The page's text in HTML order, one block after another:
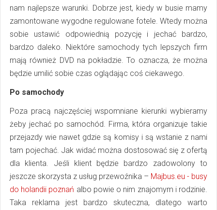
nam najlepsze warunki. Dobrze jest, kiedy w busie mamy
zamontowane wygodne regulowane fotele. Wtedy można
sobie ustawić odpowiednią pozycję i jechać bardzo,
bardzo daleko. Niektóre samochody tych lepszych firm
mają również DVD na pokładzie. To oznacza, że można
będzie umilić sobie czas oglądając coś ciekawego.
Po samochody
Poza pracą najczęściej wspomniane kierunki wybieramy
żeby jechać po samochód. Firma, która organizuje takie
przejazdy wie nawet gdzie są komisy i są wstanie z nami
tam pojechać. Jak widać można dostosować się z ofertą
dla klienta. Jeśli klient będzie bardzo zadowolony to
jeszcze skorzysta z usług przewoźnika – Majbus.eu - busy
do holandii poznań albo powie o nim znajomym i rodzinie.
Taka reklama jest bardzo skuteczna, dlatego warto